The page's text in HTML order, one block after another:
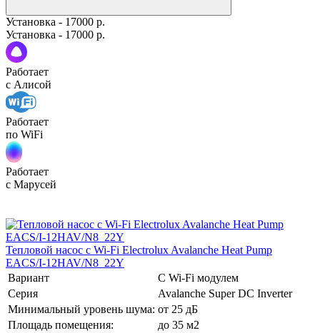
Установка - 17000 р.
Установка - 17000 р.
Работает
с Алисой
Работает
по WiFi
Работает
с Марусей
Тепловой насос c Wi-Fi Electrolux Avalanche Heat Pump
EACS/I-12HAV/N8_22Y
Вариант
С Wi-Fi модулем
Серия
Avalanche Super DC Inverter
Минимальный уровень шума: от 25 дБ
Площадь помещения:
до 35 м2